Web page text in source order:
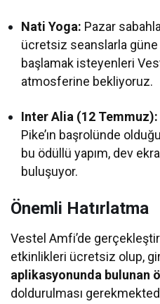
Nati Yoga: Pazar
ücretsiz seanslarla
başlamak isteyenleri
atmosferine bekliyoruz.
Inter Alia (12 Temmuz):
Pike’ın başrolünde
bu ödüllü yapım, dev
buluşuyor.
Önemli Hatırlatma
Vestel Amfi’de
etkinlikleri ücretsiz olup,
aplikasyonunda bulunan
doldurulması